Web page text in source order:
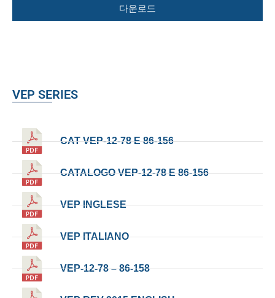
다운로드
VEP SERIES
CAT VEP-12-78 E 86-156
CATALOGO VEP-12-78 E 86-156
VEP INGLESE
VEP ITALIANO
VEP-12-78 – 86-158